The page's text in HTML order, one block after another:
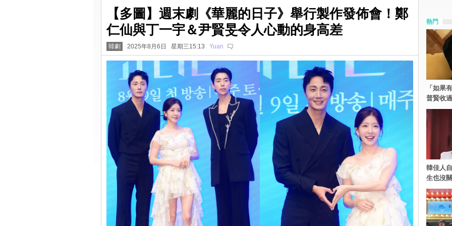
【多圖】週末劇《華麗的日子》舉行製作發佈會！鄭
仁仙與丁一宇＆尹賢旻令人心動的身高差
韓劇 2025年8月6日 星期三15:13 Yuan
熱門
「如果
普賢收
韓佳人
生也沒